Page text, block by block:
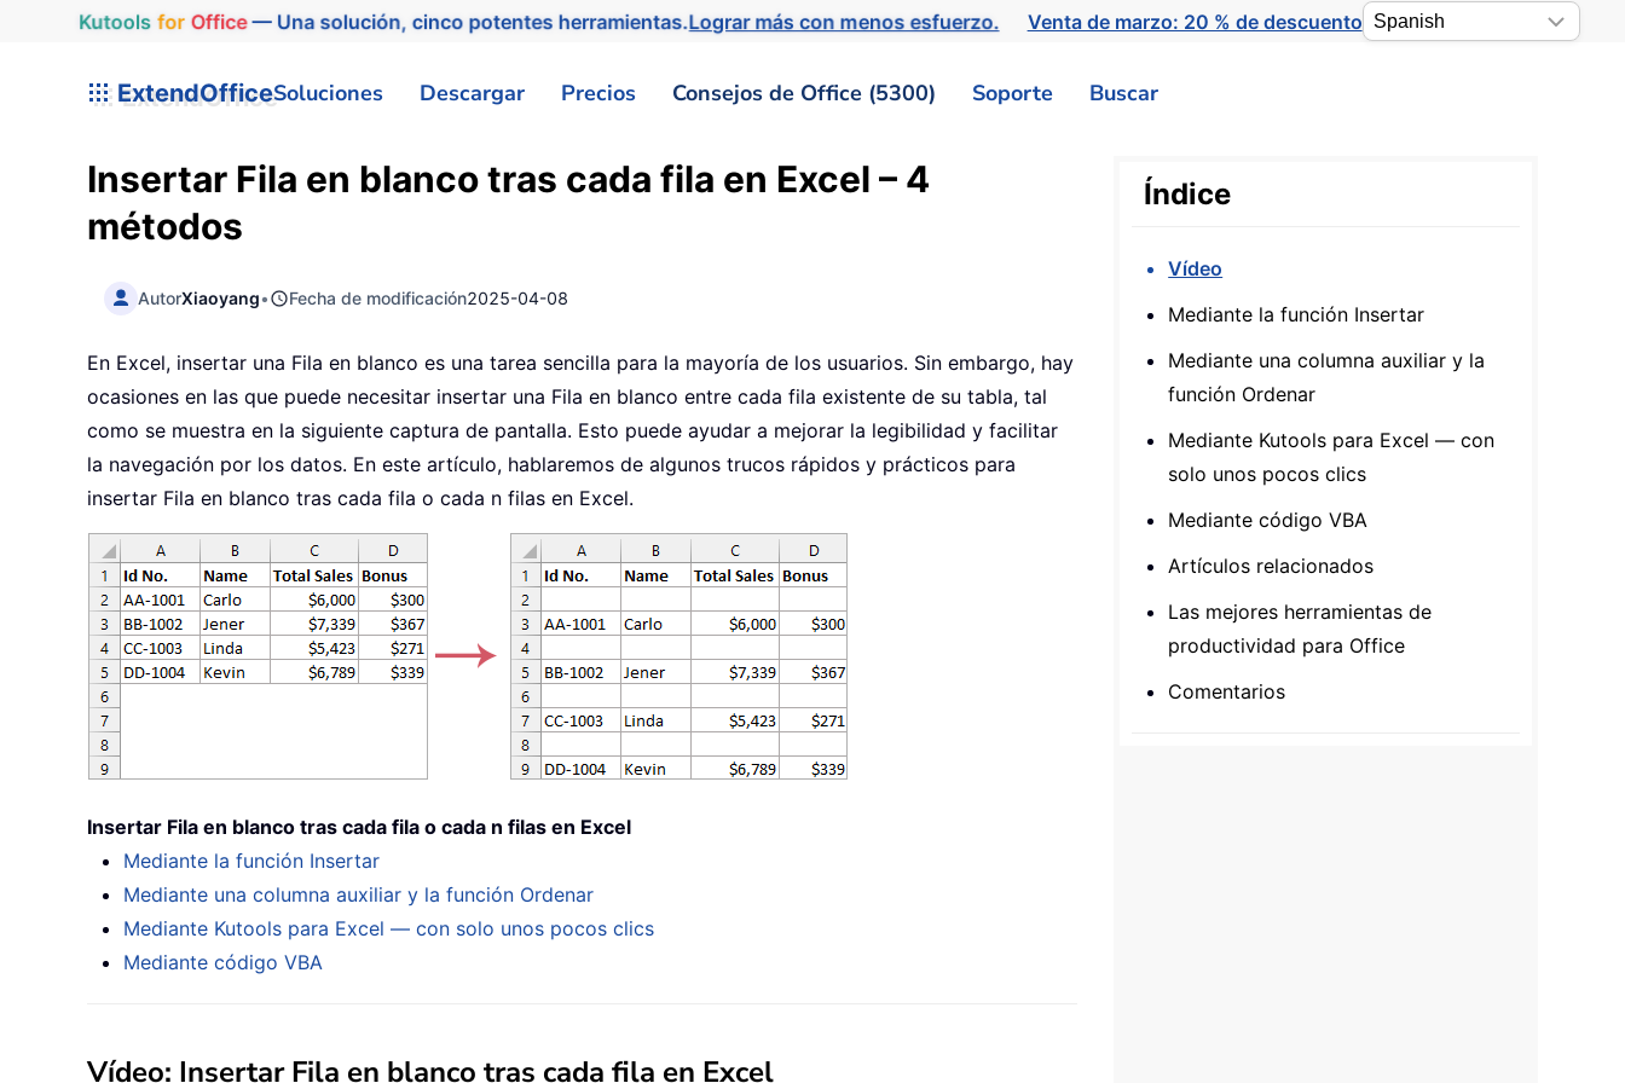
Kutools for Office— Una solución, cinco potentes herramientas.Lograr más con menos esfuerzo. Venta de marzo: 20 % de descuento
ExtendOfficeSoluciones Descargar Precios Consejos de Office (5300) Soporte Buscar
Insertar Fila en blanco tras cada fila en Excel – 4
métodos
AutorXiaoyang• Fecha de modificación2025-04-08
En Excel, insertar una Fila en blanco es una tarea sencilla para la mayoría de los usuarios. Sin embargo, hay
ocasiones en las que puede necesitar insertar una Fila en blanco entre cada fila existente de su tabla, tal
como se muestra en la siguiente captura de pantalla. Esto puede ayudar a mejorar la legibilidad y facilitar
la navegación por los datos. En este artículo, hablaremos de algunos trucos rápidos y prácticos para
insertar Fila en blanco tras cada fila o cada n filas en Excel.
Insertar Fila en blanco tras cada fila o cada n filas en Excel
Mediante la función Insertar
Mediante una columna auxiliar y la función Ordenar
Mediante Kutools para Excel — con solo unos pocos clics
Mediante código VBA
Vídeo: Insertar Fila en blanco tras cada fila en Excel
Índice
Vídeo
Mediante la función Insertar
Mediante una columna auxiliar y la
función Ordenar
Mediante Kutools para Excel — con
solo unos pocos clics
Mediante código VBA
Artículos relacionados
Las mejores herramientas de
productividad para Office
Comentarios